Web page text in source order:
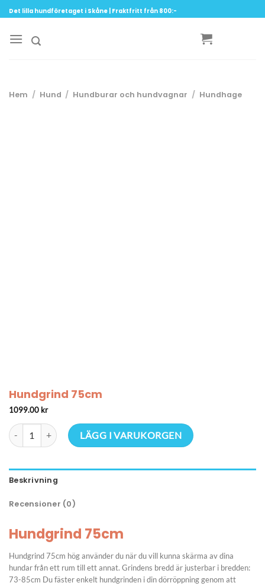
Skip
to
content
Det lilla hundföretaget i Skåne | Fraktfritt från 800:-
Hem / Hund / Hundburar och hundvagnar / Hundhage
Hundgrind 75cm
1099.00 kr
Hundgrind 75cm mängdLÄGG I VARUKORGEN
Beskrivning
Recensioner (0)
Hundgrind 75cm
Hundgrind 75cm hög använder du när du vill kunna skärma av dina
hundar från ett rum till ett annat. Grindens bredd är justerbar i bredden:
73-85cm Du fäster enkelt hundgrinden i din dörröppning genom att